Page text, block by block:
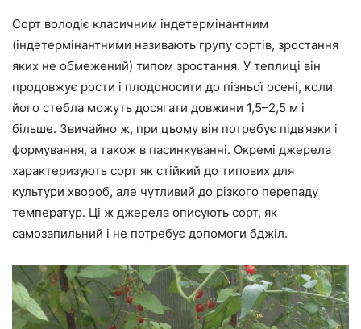
Сорт володіє класичним індетермінантним
(індетермінантними називають групу сортів, зростання
яких не обмежений) типом зростання. У теплиці він
продовжує рости і плодоносити до пізньої осені, коли
його стебла можуть досягати довжини 1,5–2,5 м і
більше. Звичайно ж, при цьому він потребує підв’язки і
формування, а також в пасинкуванні. Окремі джерела
характеризують сорт як стійкий до типових для
культури хвороб, але чутливий до різкого перепаду
температур. Ці ж джерела описують сорт, як
самозапильний і не потребує допомоги бджіл.